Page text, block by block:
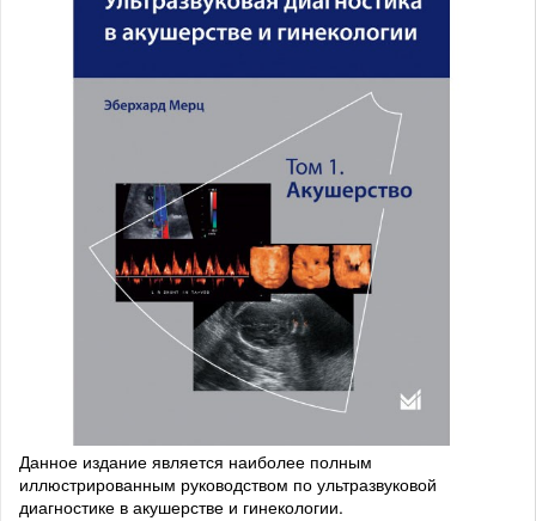
Данное издание является наиболее полным
иллюстрированным руководством по ультразвуковой
диагностике в акушерстве и гинекологии.